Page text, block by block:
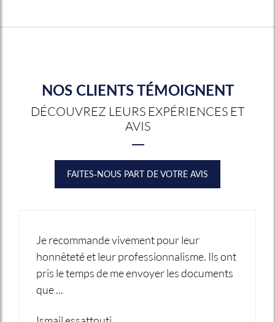
NOS CLIENTS TÉMOIGNENT
DÉCOUVREZ LEURS EXPÉRIENCES ET
AVIS
FAITES-NOUS PART DE VOTRE AVIS
Je recommande vivement pour leur
honnêteté et leur professionnalisme. Ils ont
pris le temps de me envoyer les documents
que ...